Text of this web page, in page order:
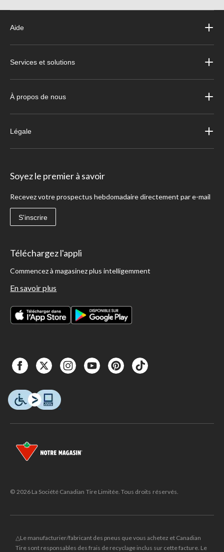
Aide
Services et solutions
À propos de nous
Légale
Soyez le premier à savoir
Recevez votre prospectus hebdomadaire directement par e-mail
S'inscrire
Téléchargez l'appli
Commencez à magasinez plus intelligemment
En savoir plus
© 2026 La Société Canadian Tire Limitée. Tous droits réservés.
△Le manufacturier/fabricant des pneus que vous achetez et Canadian
Tire sont responsables des frais de recyclage inclus sur cette facture. Le